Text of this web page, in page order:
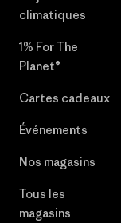
climatiques
1% For The
Planet®
Cartes cadeaux
Événements
Nos magasins
Tous les
magasins